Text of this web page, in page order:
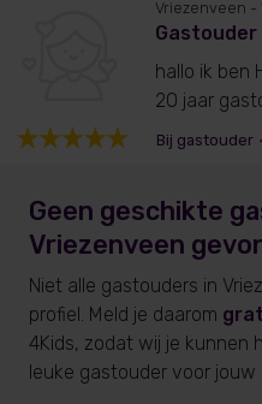
Vriezenveen -
Gastouder
hallo ik ben
20 jaar
Bij gastouder •
Geen geschikte
Vriezenveen
Niet alle gastouders in
profiel. Meld je daarom
4Kids, zodat wij je kunnen
leuke gastouder voor jouw